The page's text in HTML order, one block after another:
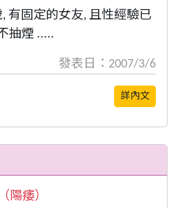
有固定的女友, 且性經驗已
抽煙 .....
發表日：2007/3/6
詳內文
陽痿）